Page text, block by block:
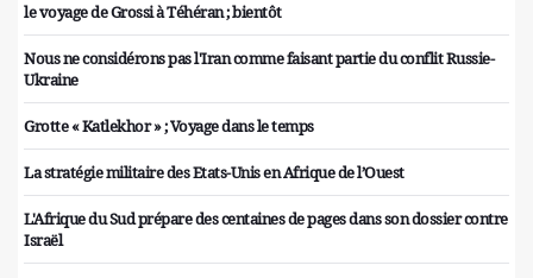
le voyage de Grossi à Téhéran ; bientôt
Nous ne considérons pas l'Iran comme faisant partie du conflit Russie-
Ukraine
Grotte « Katlekhor » ; Voyage dans le temps
La stratégie militaire des Etats-Unis en Afrique de l’Ouest
L'Afrique du Sud prépare des centaines de pages dans son dossier contre
Israël